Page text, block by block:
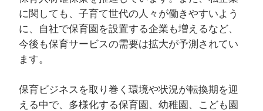
に関しても、子育て世代の人々が働きやすいよう
に、自社で保育園を設置する企業も増えるなど、
今後も保育サービスの需要は拡大が予測されてい
ます。
保育ビジネスを取り巻く環境や状況が転換期を迎
える中で、多様化する保育園、幼稚園、こども園